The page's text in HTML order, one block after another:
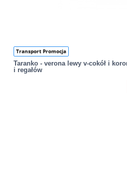
Transport Promocja
Taranko - verona lewy v-cokół i
i regałów